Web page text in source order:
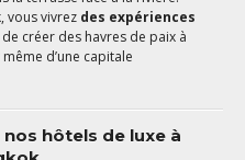
vous vivrez des expériences
créer des havres de paix à
d’une capitale
hôtels de luxe à